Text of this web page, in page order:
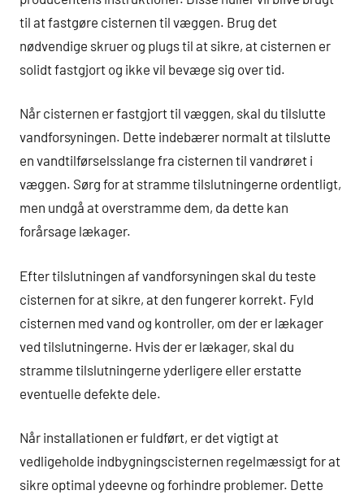
til at fastgøre cisternen til væggen. Brug det
nødvendige skruer og plugs til at sikre, at cisternen er
solidt fastgjort og ikke vil bevæge sig over tid.
Når cisternen er fastgjort til væggen, skal du tilslutte
vandforsyningen. Dette indebærer normalt at tilslutte
en vandtilførselsslange fra cisternen til vandrøret i
væggen. Sørg for at stramme tilslutningerne ordentligt,
men undgå at overstramme dem, da dette kan
forårsage lækager.
Efter tilslutningen af vandforsyningen skal du teste
cisternen for at sikre, at den fungerer korrekt. Fyld
cisternen med vand og kontroller, om der er lækager
ved tilslutningerne. Hvis der er lækager, skal du
stramme tilslutningerne yderligere eller erstatte
eventuelle defekte dele.
Når installationen er fuldført, er det vigtigt at
vedligeholde indbygningscisternen regelmæssigt for at
sikre optimal ydeevne og forhindre problemer. Dette